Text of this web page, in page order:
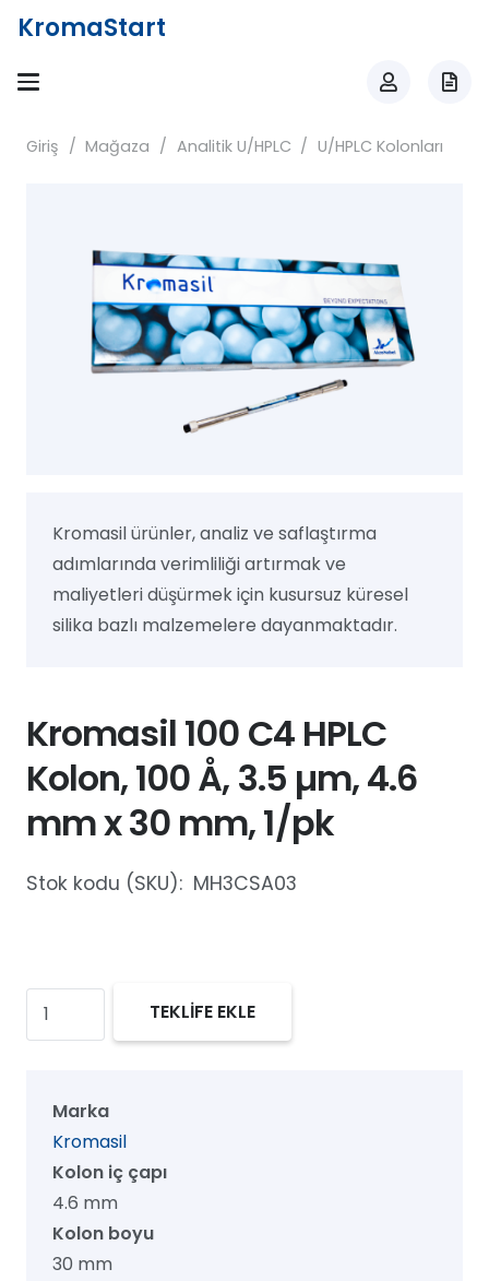
KromaStart
Giriş / Mağaza / Analitik U/HPLC / U/HPLC Kolonları
Kromasil ürünler, analiz ve saflaştırma
adımlarında verimliliği artırmak ve
maliyetleri düşürmek için kusursuz küresel
silika bazlı malzemelere dayanmaktadır.
Kromasil 100 C4 HPLC
Kolon, 100 Å, 3.5 µm, 4.6
mm x 30 mm, 1/pk
Stok kodu (SKU): MH3CSA03
Kromasil
100
Kolon,
µm,
TEKLİFE EKLE
Marka
Kromasil
Kolon iç çapı
4.6 mm
Kolon boyu
30 mm